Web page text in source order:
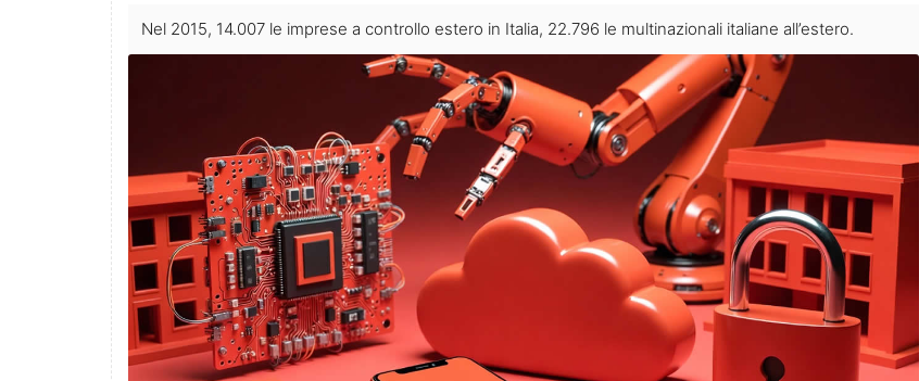
Nel 2015, 14.007 le imprese a controllo estero in Italia, 22.796 le multinazionali italiane all’estero.